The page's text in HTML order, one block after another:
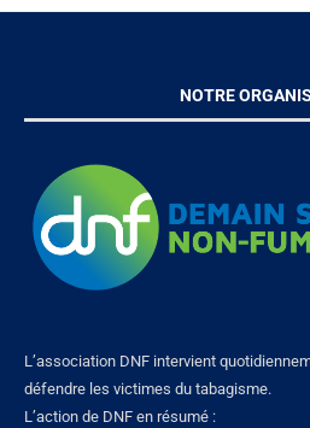
NOTRE
L’association DNF intervient
défendre les victimes du tabagisme.
L’action de DNF en résumé :